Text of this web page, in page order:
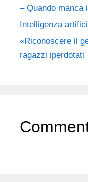
– Quando manca
Intelligenza
«Riconoscere il
ragazzi iperdotati